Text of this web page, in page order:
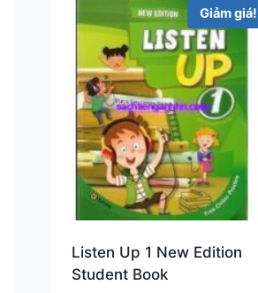
Giảm giá!
Listen Up 1 New Edition
Student Book